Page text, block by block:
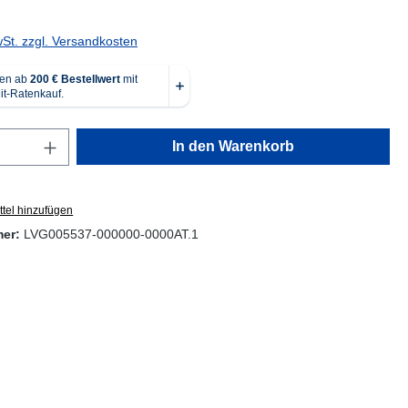
zzgl. Versandkosten
Anzahl: Gib den gewünschten Wert ein
In den Warenkorb
hinzufügen
LVG005537-000000-0000AT.1